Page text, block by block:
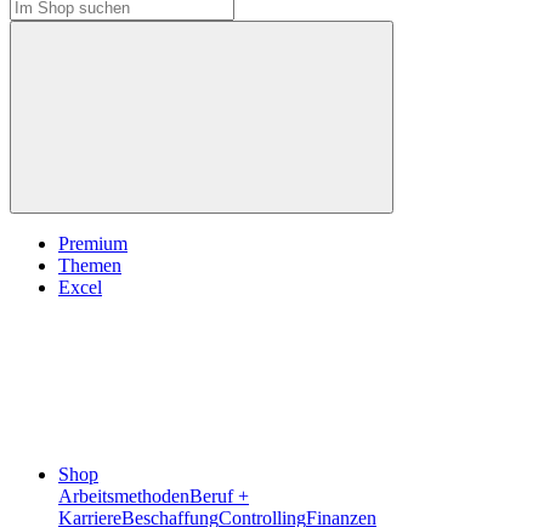
Premium
Themen
Excel
Shop
ArbeitsmethodenBeruf +
KarriereBeschaffungControllingFinanzen